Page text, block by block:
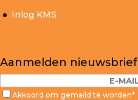
Inlog KMS
Aanmelden nieuwsbrief
Akkoord om gemaild te worden*